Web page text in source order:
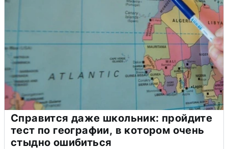
Справится даже школьник: пройдите
тест по географии, в котором очень
стыдно ошибиться